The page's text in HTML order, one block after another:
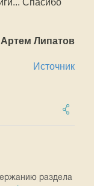
Спасибо
Артем Липатов
Источник
раздела